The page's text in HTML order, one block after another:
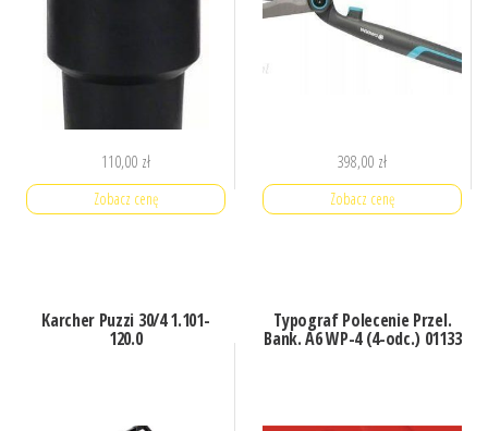
110,00 zł
Zobacz cenę
398,00 zł
Zobacz cenę
Karcher Puzzi 30/4 1.101-
120.0
Typograf Polecenie Przel.
Bank. A6 WP-4 (4-odc.) 01133